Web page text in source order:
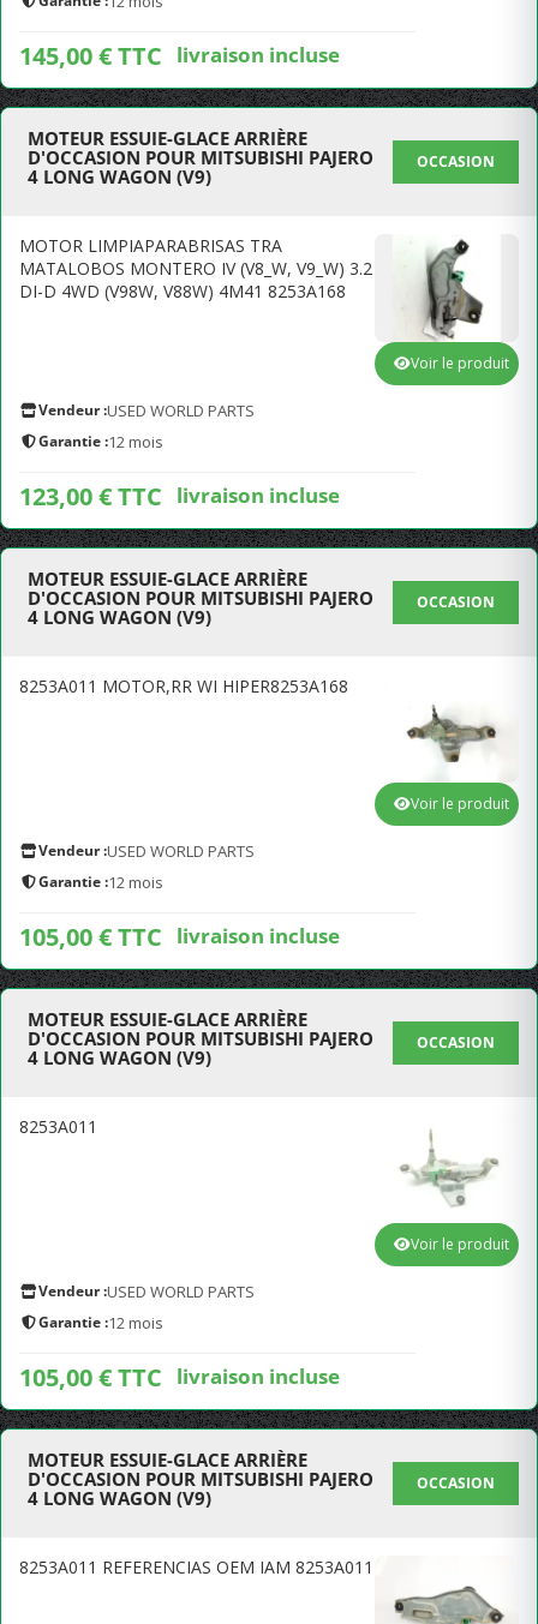
145,00 € TTC livraison incluse
MOTEUR ESSUIE-GLACE ARRIÈRE
D'OCCASION POUR MITSUBISHI PAJERO
4 LONG WAGON (V9)
OCCASION
MOTOR LIMPIAPARABRISAS TRA
MATALOBOS MONTERO IV (V8_W, V9_W) 3.2
DI-D 4WD (V98W, V88W) 4M41 8253A168
Vendeur :USED WORLD PARTS
Garantie :12 mois
123,00 € TTC livraison incluse
Voir le produit
MOTEUR ESSUIE-GLACE ARRIÈRE
D'OCCASION POUR MITSUBISHI PAJERO
4 LONG WAGON (V9)
OCCASION
8253A011 MOTOR,RR WI HIPER8253A168
Vendeur :USED WORLD PARTS
Garantie :12 mois
105,00 € TTC livraison incluse
Voir le produit
MOTEUR ESSUIE-GLACE ARRIÈRE
D'OCCASION POUR MITSUBISHI PAJERO
4 LONG WAGON (V9)
OCCASION
8253A011
Vendeur :USED WORLD PARTS
Garantie :12 mois
105,00 € TTC livraison incluse
Voir le produit
MOTEUR ESSUIE-GLACE ARRIÈRE
D'OCCASION POUR MITSUBISHI PAJERO
4 LONG WAGON (V9)
OCCASION
8253A011 REFERENCIAS OEM IAM 8253A011